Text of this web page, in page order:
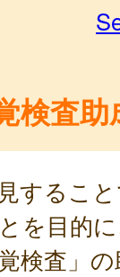
検査助
するこ
を目的
検査」